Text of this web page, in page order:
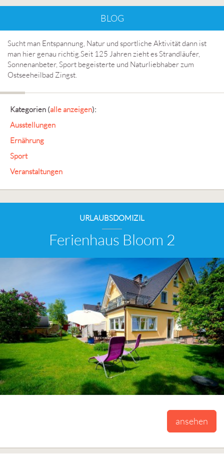
BLOG
Sucht man Entspannung, Natur und sportliche Aktivität dann ist
man hier genau richtig.Seit 125 Jahren zieht es Strandläufer,
Sonnenanbeter, Sport begeisterte und Naturliebhaber zum
Ostseeheilbad Zingst.
Kategorien (alle anzeigen):
Ausstellungen
Ernährung
Sport
Veranstaltungen
URLAUBSDOMIZIL
Ferienhaus Bloom 2
ansehen